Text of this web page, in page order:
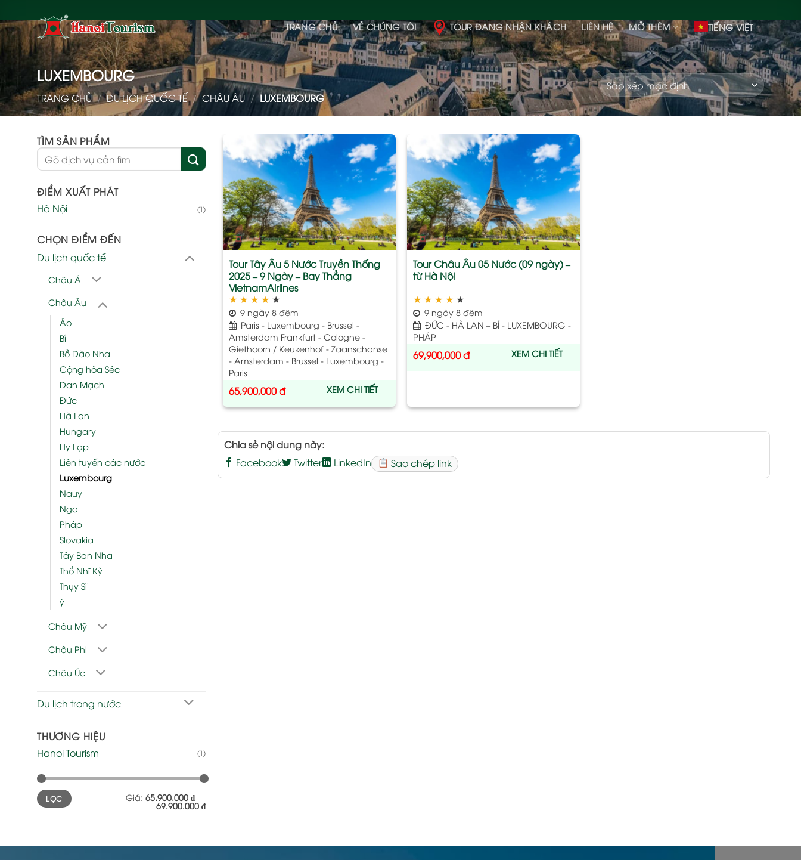
qua
nội
dung
TRANG CHỦ VỀ CHÚNG TÔI TOUR ĐANG NHẬN KHÁCH LIÊN HỆ MỞ THÊM TIẾNG VIỆT ▼
LUXEMBOURG
TRANG CHỦ / DU LỊCH QUỐC TẾ / CHÂU ÂU / LUXEMBOURG
TÌM SẢN PHẨM
Tìm
kiếm:
ĐIỂM XUẤT PHÁT
Hà Nội
(1)
CHỌN ĐIỂM ĐẾN
Du lịch quốc tế
Châu Á
Châu Âu
Áo
Bỉ
Bồ Đào Nha
Cộng hòa Séc
Đan Mạch
Đức
Hà Lan
Hungary
Hy Lạp
Liên tuyến các nước
Luxembourg
Nauy
Nga
Pháp
Slovakia
Tây Ban Nha
Thổ Nhĩ Kỳ
Thụy Sĩ
ý
Châu Mỹ
Châu Phi
Châu Úc
Du lịch trong nước
THƯƠNG HIỆU
Hanoi Tourism
(1)
Giá
tối
thiểu
Giá
tối
đa
LỌC Giá: 65.900.000 ₫—
69.900.000 ₫
Add
to
wishlist
Tour Tây Âu 5 Nước Truyền Thống
2025 – 9 Ngày – Bay Thẳng
VietnamAirlines
★ ★ ★ ★ ★
9 ngày 8 đêm
Paris - Luxembourg - Brussel -
Amsterdam Frankfurt - Cologne -
Giethoorn / Keukenhof - Zaanschanse
- Amsterdam - Brussel - Luxembourg -
Paris
65,900,000đ XEM CHI TIẾT
Add
to
wishlist
Tour Châu Âu 05 Nước (09 ngày) –
từ Hà Nội
★ ★ ★ ★ ★
9 ngày 8 đêm
ĐỨC - HÀ LAN – BỈ - LUXEMBOURG -
PHÁP
69,900,000đ XEM CHI TIẾT
Chia sẻ nội dung này:
Facebook
Twitter LinkedIn Sao chép link